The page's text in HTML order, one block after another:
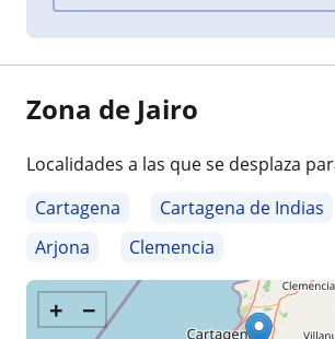
Zona de Jairo
Localidades a las que se desplaza
Cartagena
Cartagena de Indias
Arjona
Clemencia
+ −